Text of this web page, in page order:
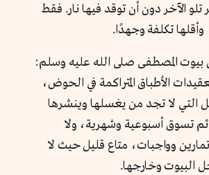
تلو الآخر دون أن توقد فيها نار. فقط
تكلفة وجهدًا.
المصطفى صلى الله عليه وسلم:
الأطباق المتراكمة في الحوض،
التي لا تجد من يغسلها وينشرها
تسوق أسبوعية وشهرية، ولا
وواجبات، متاع قليل حيث لا
البيوت وخارجها.